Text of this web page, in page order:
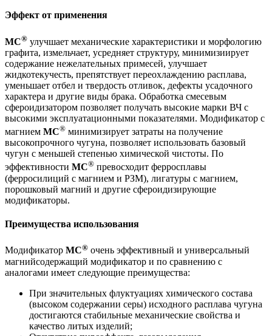
Эффект от применения
МС® улучшает механические характеристики и морфологию
графита, измельчает, усредняет структуру, минимизиирует
содержание нежелательных примесей, улучшает
жидкотекучесть, препятствует переохлаждению расплава,
уменьшает отбел и твердость отливок, дефекты усадочного
характера и другие виды брака. Обработка смесевым
сфероидизатором позволяет получать высокие марки ВЧ с
высокими эксплуатационными показателями. Модификатор с
магнием МС® минимизирует затраты на получение
высокопрочного чугуна, позволяет использовать базовый
чугун с меньшей степенью химической чистоты. По
эффективности МС® превосходит ферросплавы
(ферросилиций с магнием и РЗМ), лигатуры с магнием,
порошковый магний и другие сфероидизирующие
модификаторы.
Преимущества использования
Модификатор МС® очень эффективный и универсальный
магнийсодержащий модификатор и по сравнению с
аналогами имеет следующие преимущества:
При значительных флуктуациях химического состава
(высоком содержании серы) исходного расплава чугуна
достигаются стабильные механические свойства и
качество литых изделий;